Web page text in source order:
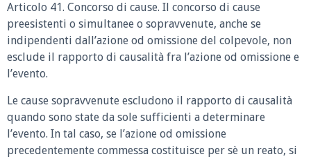
Articolo 41. Concorso di cause. Il concorso di cause
preesistenti o simultanee o sopravvenute, anche se
indipendenti dall’azione od omissione del colpevole, non
esclude il rapporto di causalità fra l’azione od omissione e
l’evento.
Le cause sopravvenute escludono il rapporto di causalità
quando sono state da sole sufficienti a determinare
l’evento. In tal caso, se l’azione od omissione
precedentemente commessa costituisce per sè un reato, si